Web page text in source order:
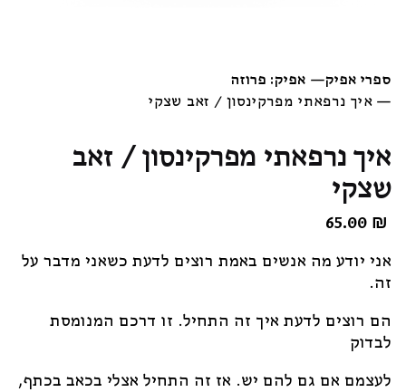
ספרי אפיק— אפיק: פרוזה
— איך נרפאתי מפרקינסון / זאב שצקי
איך נרפאתי מפרקינסון / זאב
שצקי
65.00 ₪
אני יודע מה אנשים באמת רוצים לדעת כשאני מדבר על
זה.
הם רוצים לדעת איך זה התחיל. זו דרכם המנומסת
לבדוק
לעצמם אם גם להם יש. אז זה התחיל אצלי בכאב בכתף,